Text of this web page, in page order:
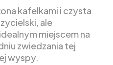
kafelkami i czysta
ale
miejscem na
zwiedzania tej
wyspy.